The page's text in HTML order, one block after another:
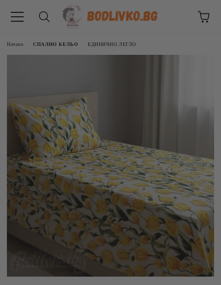
Начало СПАЛНО БЕЛЬО ЕДИНИЧНО ЛЕГЛО